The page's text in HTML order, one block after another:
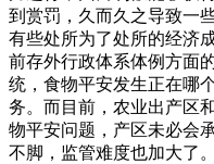
到赏罚，久而久之导致一
有些处所为了处所的经济
前存外行政体系体例方面
统，食物平安发生正在哪
务。而目前，农业出产区
物平安问题，产区未必会
不脚，监管难度也加大了